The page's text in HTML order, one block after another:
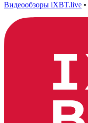
Видеообзоры iXBT.live •